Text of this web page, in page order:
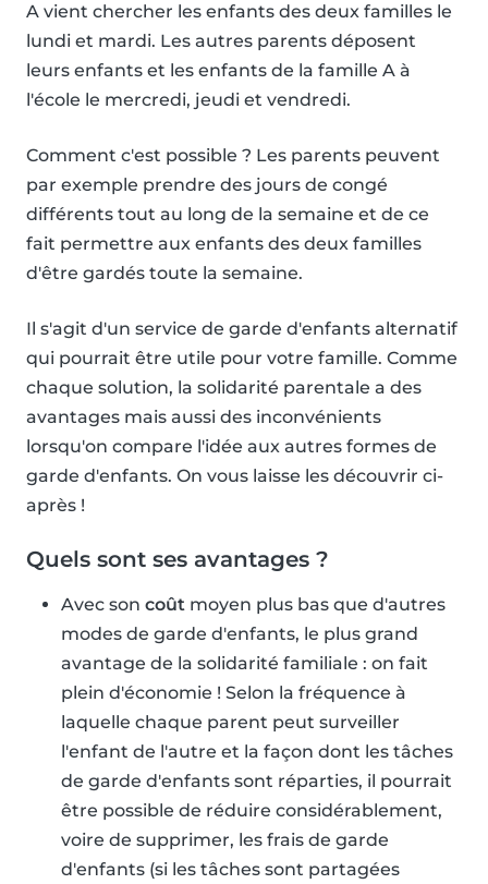
A vient chercher les enfants des deux familles le
lundi et mardi. Les autres parents déposent
leurs enfants et les enfants de la famille A à
l'école le mercredi, jeudi et vendredi.
Comment c'est possible ? Les parents peuvent
par exemple prendre des jours de congé
différents tout au long de la semaine et de ce
fait permettre aux enfants des deux familles
d'être gardés toute la semaine.
Il s'agit d'un service de garde d'enfants alternatif
qui pourrait être utile pour votre famille. Comme
chaque solution, la solidarité parentale a des
avantages mais aussi des inconvénients
lorsqu'on compare l'idée aux autres formes de
garde d'enfants. On vous laisse les découvrir ci-
après !
Quels sont ses avantages ?
Avec son coût moyen plus bas que d'autres
modes de garde d'enfants, le plus grand
avantage de la solidarité familiale : on fait
plein d'économie ! Selon la fréquence à
laquelle chaque parent peut surveiller
l'enfant de l'autre et la façon dont les tâches
de garde d'enfants sont réparties, il pourrait
être possible de réduire considérablement,
voire de supprimer, les frais de garde
d'enfants (si les tâches sont partagées